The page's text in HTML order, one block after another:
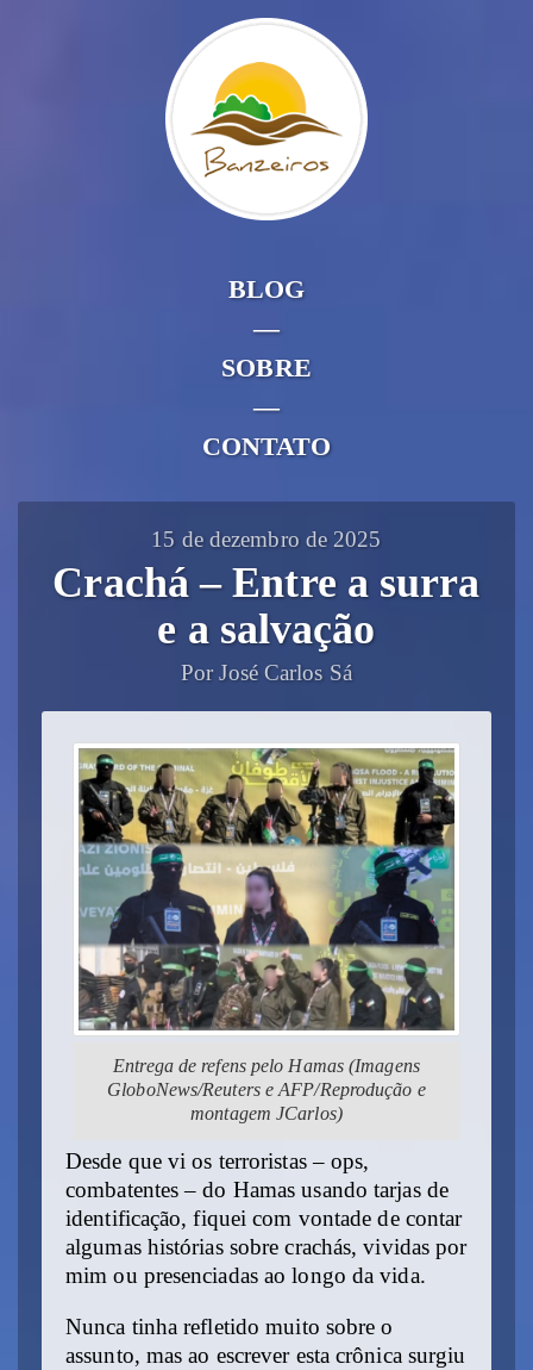
BLOG
—
SOBRE
—
CONTATO
15 de dezembro de 2025
Crachá – Entre a surra
e a salvação
Por José Carlos Sá
Entrega de refens pelo Hamas (Imagens
GloboNews/Reuters e AFP/Reprodução e
montagem JCarlos)
Desde que vi os terroristas – ops,
combatentes – do Hamas usando tarjas de
identificação, fiquei com vontade de contar
algumas histórias sobre crachás, vividas por
mim ou presenciadas ao longo da vida.
Nunca tinha refletido muito sobre o
assunto, mas ao escrever esta crônica surgiu